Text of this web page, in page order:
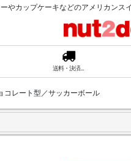
やカップケーキなどのアメリカン
送料・決済...
コレート型／サッカーボール